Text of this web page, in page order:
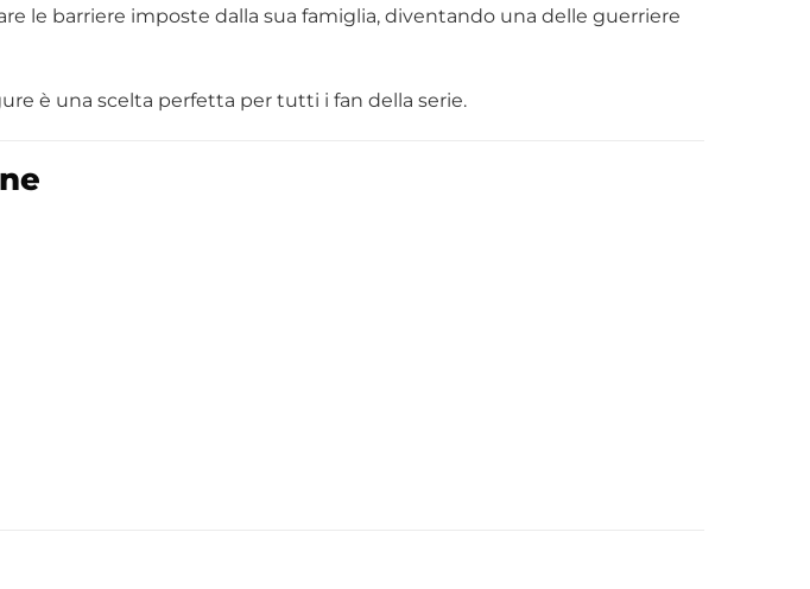
le barriere imposte dalla sua famiglia, diventando una delle guerriere
è una scelta perfetta per tutti i fan della serie.